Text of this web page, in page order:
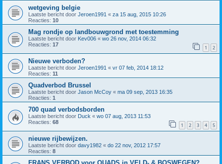
wetgeving belgie
Laatste bericht door Jeroen1991 « za 15 aug, 2015 10:26
Reacties: 10
Mag rondje op landbouwgrond met toestemming
Laatste bericht door Kev006 « wo 26 nov, 2014 06:32
Reacties: 17 1 2
Nieuwe verboden?
Laatste bericht door Jeroen1991 « vr 07 feb, 2014 18:12
Reacties: 11
Quadverbod Brussel
Laatste bericht door Jason McCoy « ma 09 sep, 2013 16:35
Reacties: 1
700 quad verbodsborden
Laatste bericht door Duck « wo 07 aug, 2013 11:53
Reacties: 68 1 2 3 4 5
nieuwe rijbewijzen.
Laatste bericht door davy1982 « do 22 nov, 2012 17:57
Reacties: 8